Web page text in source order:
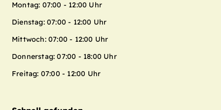
Montag: 07:00 - 12:00 Uhr
Dienstag: 07:00 - 12:00 Uhr
Mittwoch: 07:00 - 12:00 Uhr
Donnerstag: 07:00 - 18:00 Uhr
Freitag: 07:00 - 12:00 Uhr